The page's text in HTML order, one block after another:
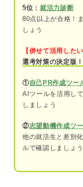
②
③
⑤
⑥
大企業で
点
5位： 就活力診断
80点以上が合格！
しょう
【併せて活用したい
選考対策の決定版
①自己PR作成ツー
AIツールを活用し
しましょう
②志望動機作成ツ
他の就活生と差別
ルで確認しましょう
混同されがち？